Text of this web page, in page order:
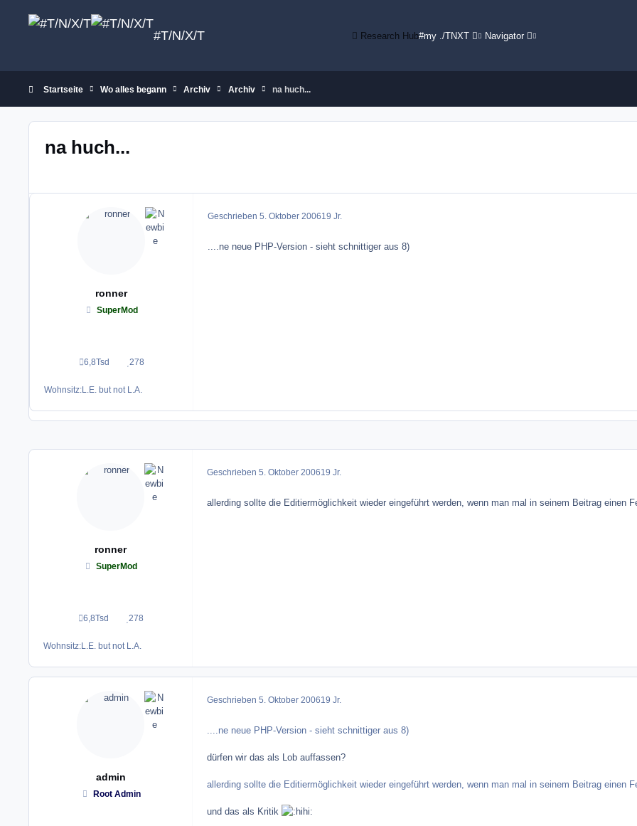
#T/N/X/T Research Hub#my ./TNXT Navigator
Startseite Wo alles begann Archiv Archiv na huch...
na huch...
ronner
SuperMod
6,8Tsd
Beiträge 278Reputation
Wohnsitz:L.E. but not L.A.
Geschrieben 5. Oktober 200619 Jr.
....ne neue PHP-Version - sieht schnittiger aus 8)
ronner
SuperMod
6,8Tsd
Beiträge 278Reputation
Wohnsitz:L.E. but not L.A.
Geschrieben 5. Oktober 200619 Jr.
allerding sollte die Editiermöglichkeit wieder eingeführt werden, wenn man mal in seinem Beitrag einen
admin
Root Admin
Geschrieben 5. Oktober 200619 Jr.
....ne neue PHP-Version - sieht schnittiger aus 8)
dürfen wir das als Lob auffassen?
allerding sollte die Editiermöglichkeit wieder eingeführt werden, wenn man mal in seinem Beitrag einen
und das als Kritik